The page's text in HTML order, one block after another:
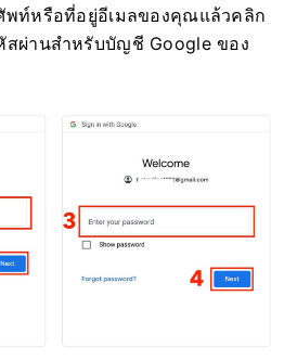
พท์หรือที่อยู่อีเมลของคุณแล้วคลิก
สผ่านสำหรับบัญชี Google ของ